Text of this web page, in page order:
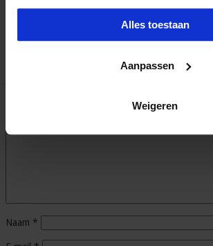
Alles toestaan
Aanpassen
Weigeren
Leuk geschreven artikel!
Naam *